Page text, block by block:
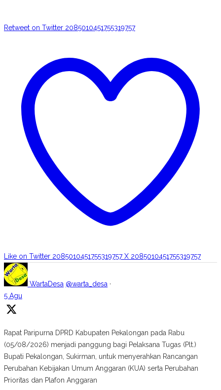
Retweet on Twitter 2085010451755319757
Like on Twitter 2085010451755319757 X 2085010451755319757
WartaDesa @warta_desa ·
5 Agu
Rapat Paripurna DPRD Kabupaten Pekalongan pada Rabu
(05/08/2026) menjadi panggung bagi Pelaksana Tugas (Plt.)
Bupati Pekalongan, Sukirman, untuk menyerahkan Rancangan
Perubahan Kebijakan Umum Anggaran (KUA) serta Perubahan
Prioritas dan Plafon Anggaran